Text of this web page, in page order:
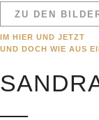
ZU DEN
IM HIER UND JETZT
UND DOCH WIE AUS